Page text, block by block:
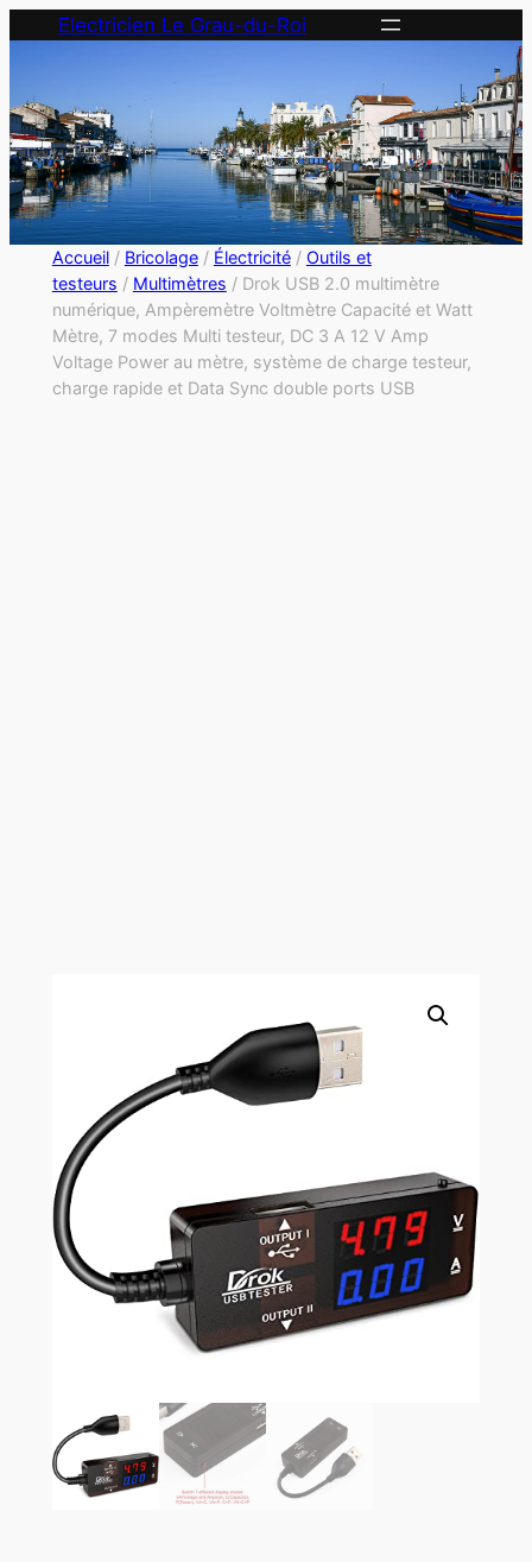
Electricien Le Grau-du-Roi
Accueil/ Bricolage/ Électricité/ Outils et
testeurs / Multimètres / Drok USB 2.0 multimètre
numérique, Ampèremètre Voltmètre Capacité et Watt
Mètre, 7 modes Multi testeur, DC 3 A 12 V Amp
Voltage Power au mètre, système de charge testeur,
charge rapide et Data Sync double ports USB